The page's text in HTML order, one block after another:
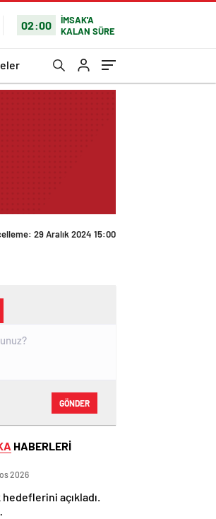
02:00
İMSAK'A
KALAN SÜRE
29 Aralık 2024 15:00
GÖNDER
HABERLERİ
2026
açıkladı.